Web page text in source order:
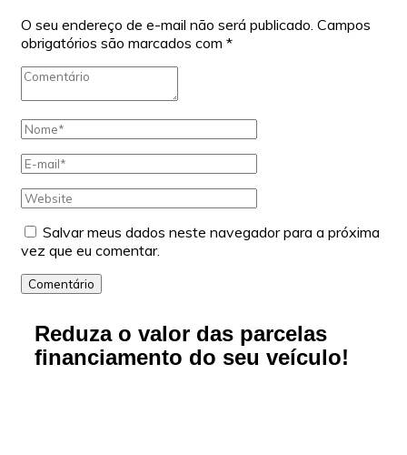
O seu endereço de e-mail não será publicado. Campos
obrigatórios são marcados com *
Salvar meus dados neste navegador para a próxima
vez que eu comentar.
Comentário
Reduza o valor das parcelas
financiamento do seu veículo!